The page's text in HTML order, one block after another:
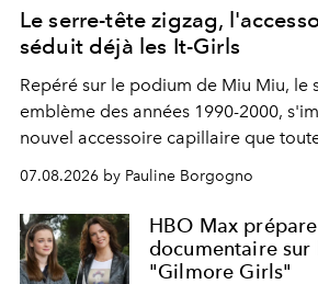
Le serre-tête zigzag,
séduit déjà les It-Girls
Repéré sur le podium de Miu Miu, le
emblème des années 1990-2000,
nouvel accessoire capillaire que
s'arrachent déjà.
07.08.2026 by Pauline Borgogno
HBO Max
documentaire sur
"Gilmore Girls"